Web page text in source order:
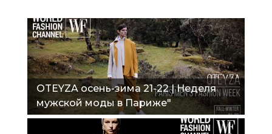
OTEYZA осень-зима 21-22 | Неделя
мужской моды в Париже"